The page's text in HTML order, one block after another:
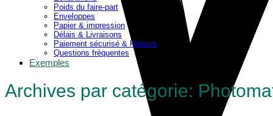
Poids du faire-part
Enveloppes
Papier & impression
Délais & Livraisons
Paiement sécurisé & Retours
Questions fréquentes
Exemples
Archives par catégorie: